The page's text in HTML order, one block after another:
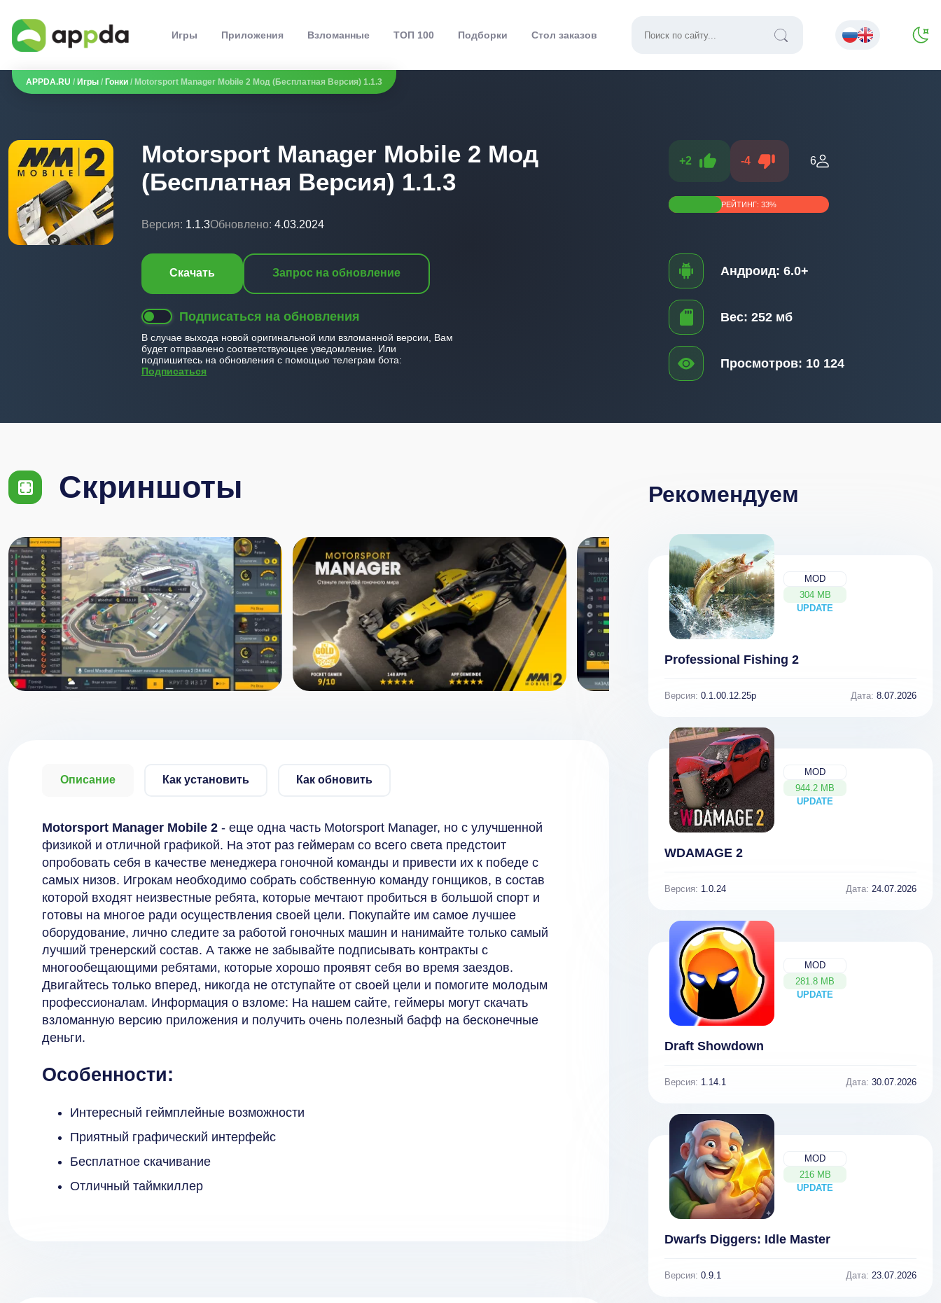
Игры Приложения Взломанные ТОП 100 Подборки Стол заказов
APPDA.RU / Игры / Гонки / Motorsport Manager Mobile 2 Мод (Бесплатная Версия) 1.1.3
Motorsport Manager Mobile 2 Мод
(Бесплатная Версия) 1.1.3
Версия: 1.1.3Обновлено: 4.03.2024
Скачать Запрос на обновление
Подписаться на обновления
В случае выхода новой оригинальной или взломанной версии, Вам
будет отправлено соответствующее уведомление. Или
подпишитесь на обновления с помощью телеграм бота:
Подписаться
+2 -4 6
РЕЙТИНГ:33%
Андроид: 6.0+
Вес: 252 мб
Просмотров: 10 124
Скриншоты
Описание Как установить Как обновить
Motorsport Manager Mobile 2 - еще одна часть Motorsport Manager, но с улучшенной
физикой и отличной графикой. На этот раз геймерам со всего света предстоит
опробовать себя в качестве менеджера гоночной команды и привести их к победе с
самых низов. Игрокам необходимо собрать собственную команду гонщиков, в состав
которой входят неизвестные ребята, которые мечтают пробиться в большой спорт и
готовы на многое ради осуществления своей цели. Покупайте им самое лучшее
оборудование, лично следите за работой гоночных машин и нанимайте только самый
лучший тренерский состав. А также не забывайте подписывать контракты с
многообещающими ребятами, которые хорошо проявят себя во время заездов.
Двигайтесь только вперед, никогда не отступайте от своей цели и помогите молодым
профессионалам. Информация о взломе: На нашем сайте, геймеры могут скачать
взломанную версию приложения и получить очень полезный бафф на бесконечные
деньги.
Особенности:
Интересный геймплейные возможности
Приятный графический интерфейс
Бесплатное скачивание
Отличный таймкиллер
Рекомендуем
MOD
304 MB
UPDATE
NEW
Professional Fishing 2
Версия: 0.1.00.12.25p Дата: 8.07.2026
MOD
944.2 MB
UPDATE
NEW
WDAMAGE 2
Версия: 1.0.24 Дата: 24.07.2026
MOD
281.8 MB
UPDATE
NEW
Draft Showdown
Версия: 1.14.1 Дата: 30.07.2026
MOD
216 MB
UPDATE
NEW
Dwarfs Diggers: Idle Master
Версия: 0.9.1 Дата: 23.07.2026